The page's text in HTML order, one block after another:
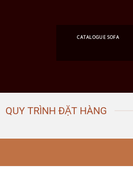
CATALOGUE SOFA
QUY TRÌNH ĐẶT HÀNG